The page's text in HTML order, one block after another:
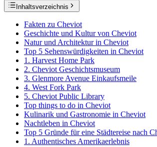
Inhaltsverzeichnis
Fakten zu Cheviot
Geschichte und Kultur von Cheviot
Natur und Architektur in Cheviot
Top 5 Sehenswürdigkeiten in Cheviot
1. Harvest Home Park
2. Cheviot Geschichtsmuseum
3. Glenmore Avenue Einkaufsmeile
4. West Fork Park
5. Cheviot Public Library
Top things to do in Cheviot
Kulinarik und Gastronomie in Cheviot
Nachtleben in Cheviot
Top 5 Gründe für eine Städtereise nach
1. Authentisches Amerikaerlebnis